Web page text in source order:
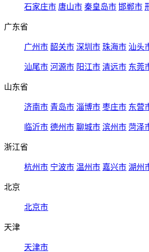
石家庄市 唐山市 秦皇岛市 邯郸市
广东省
广州市 韶关市 深圳市 珠海市 汕头
汕尾市 河源市 阳江市 清远市 东莞
山东省
济南市 青岛市 淄博市 枣庄市 东营
临沂市 德州市 聊城市 滨州市 菏泽
浙江省
杭州市 宁波市 温州市 嘉兴市 湖州
北京
北京市
天津
天津市